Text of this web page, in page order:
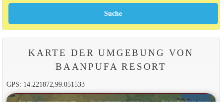
KARTE DER UMGEBUNG VON
BAANPUFA RESORT
GPS: 14.221872,99.051533